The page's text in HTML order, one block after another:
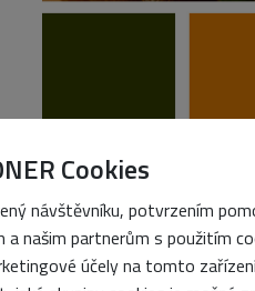
Cookies
návštěvníku, potvrzením
a našim partnerům s použitím
účely na tomto